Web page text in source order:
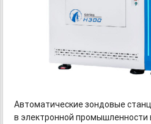
Автоматические зондовые
в электронной промышленности